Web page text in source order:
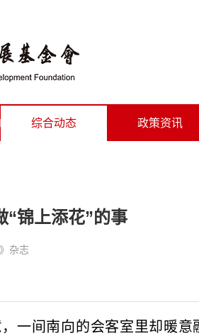
综合动态 政策资讯
“锦上添花”的事
杂志
一间南向的会客室里却暖